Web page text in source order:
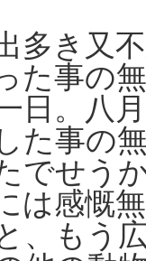
多き又
た事の
日。八
た事の
でせう
は感慨
、もう